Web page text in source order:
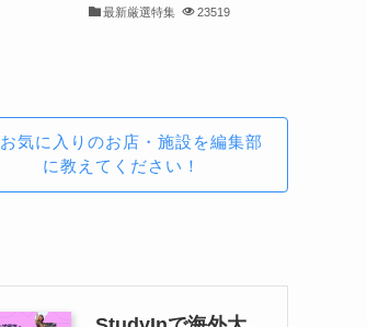
最新厳選特集 23519
お気に入りのお店・施設を編集部
に教えてください！